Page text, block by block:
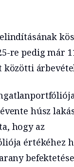
re pedig már
húsz
hogy az
értékéhez